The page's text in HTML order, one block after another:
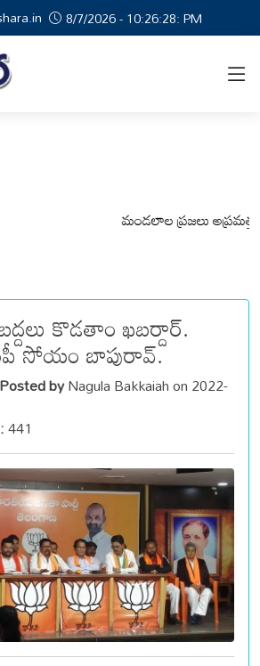
8/7/2026 - 10:26:29: PM
వేమనపల్లి మండలాల ప్రజలు అప్రమత్తంగా
కొడతాం ఖబర్దార్.
సోయం బాపురావ్.
Posted byNagula Bakkaiah on 2022-
441